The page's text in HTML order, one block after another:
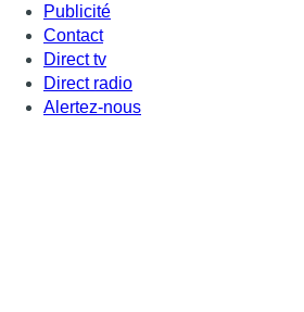
Publicité
Contact
Direct tv
Direct radio
Alertez-nous